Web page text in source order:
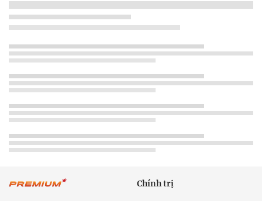
Chính trị